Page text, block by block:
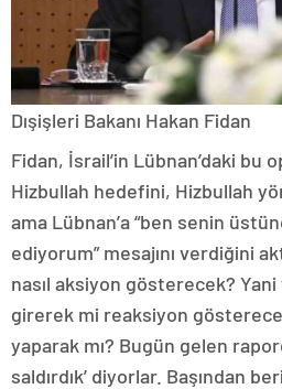
Dışişleri Bakanı Hakan Fidan
Fidan, İsrail’in Lübnan’daki bu
Hizbullah hedefini, Hizbullah
ama Lübnan’a “ben senin
ediyorum” mesajını verdiğini
nasıl aksiyon gösterecek? Yani
girerek mi reaksiyon
yaparak mı? Bugün gelen
saldırdık’ diyorlar. Başından